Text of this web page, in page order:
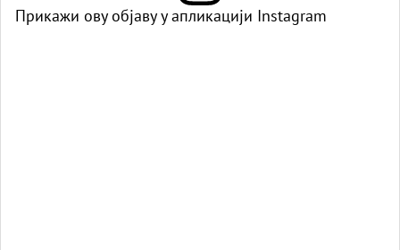
Прикажи ову објаву у апликацији Instagram